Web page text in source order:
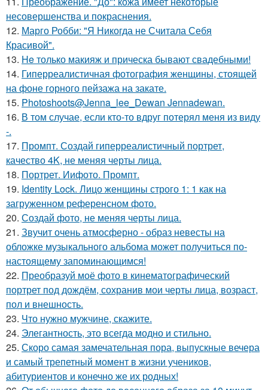
несовершенства и покраснения.
12. Марго Робби: "Я Никогда не Считала Себя
Красивой".
13. He только макияж и прическа бывают свадебными!
14. Гиперреалистичная фотография женщины, стоящей
на фоне горного пейзажа на закате.
15. Photoshoots@Jenna_lee_Dewan Jennadewan.
16. В том случае, если кто-то вдруг потерял меня из виду
-.
17. Промпт. Создай гиперреалистичный портрет,
качество 4K, не меняя черты лица.
18. Портрет. Иифото. Промпт.
19. Identity Lock. Лицо женщины строго 1: 1 как на
загруженном референсном фото.
20. Создай фото, не меняя черты лица.
21. Звучит очень атмосферно - образ невесты на
обложке музыкального альбома может получиться по-
настоящему запоминающимся!
22. Преобразуй моё фото в кинематографический
портрет под дождём, сохранив мои черты лица, возраст,
пол и внешность.
23. Что нужно мужчине, скажите.
24. Элегантность, это всегда модно и стильно.
25. Скоро самая замечательная пора, выпускные вечера
и самый трепетный момент в жизни учеников,
абитуриентов и конечно же их родных!